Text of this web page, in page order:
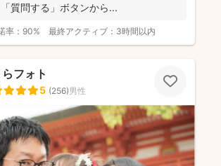
質問する」ボタンから...
率： 90% 最終アクティブ： 3時間以内
フォト
5 (256)男性